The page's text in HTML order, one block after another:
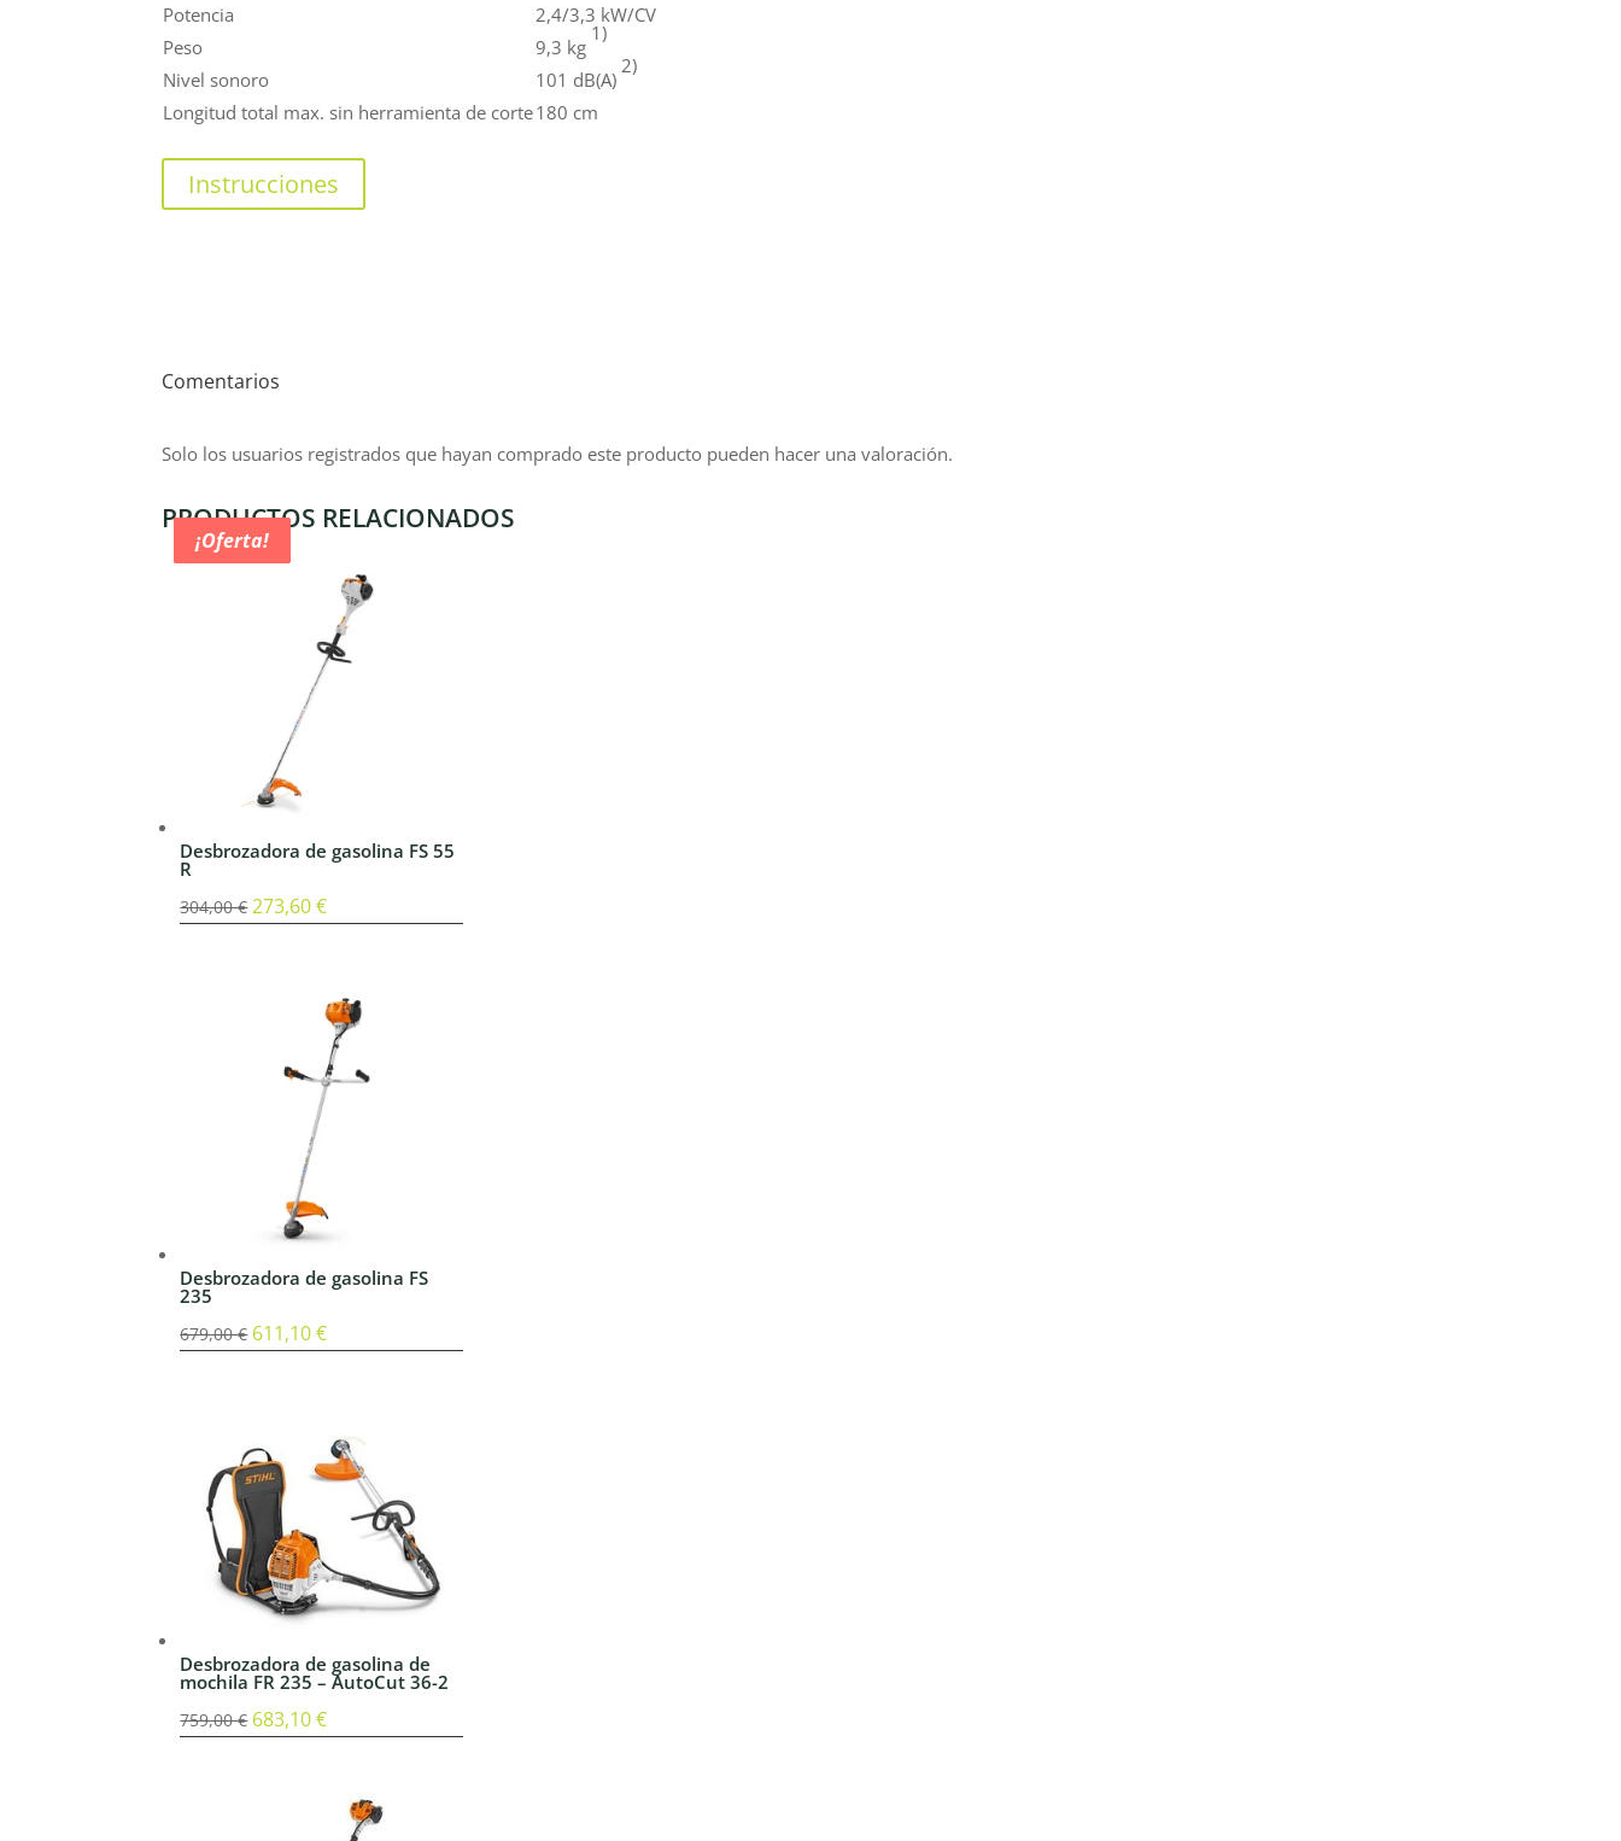
Potencia
2,4/3,3 kW/CV
Peso
9,3 kg
1)
Nivel sonoro
101 dB(A)
2)
Longitud total max. sin herramienta de corte180 cm
Instrucciones
Comentarios
Solo los usuarios registrados que hayan comprado este producto pueden hacer una valoración.
PRODUCTOS RELACIONADOS
¡Oferta!
Desbrozadora de gasolina FS 55
R
304,00€ El
273,60€El
es:
273,60 €.
¡Oferta!
Desbrozadora de gasolina FS
235
679,00€ El
679,00 €.
611,10€El
611,10 €.
¡Oferta!
Desbrozadora de gasolina de
mochila FR 235 – AutoCut 36-2
759,00€ El
683,10€El
es:
¡Oferta!